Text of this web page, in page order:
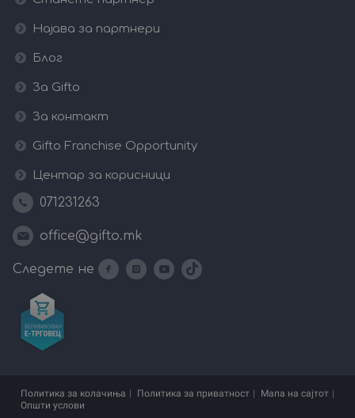
Најава за партнери
Блог
За Gifto
За контакт
Gifto Franchise Opportunity
Центар за корисници
071231263
office@gifto.mk
Следете не
Политика за колачиња Политика за приватност
Мапа на сајтот
Општи услови